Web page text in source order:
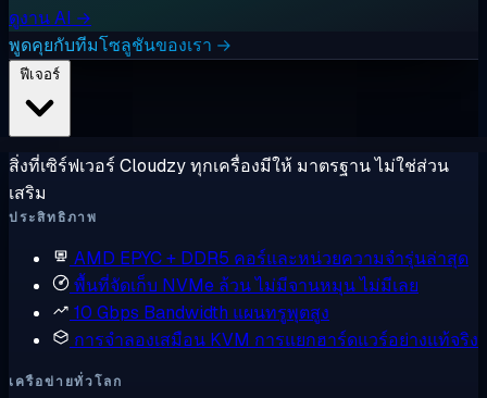
ดูงาน AI →
พูดคุยกับทีมโซลูชันของเรา →
สิ่งที่เซิร์ฟเวอร์ Cloudzy ทุกเครื่องมีให้ มาตรฐาน ไม่ใช่ส่วน
เสริม
ประสิทธิภาพ
AMD EPYC + DDR5 คอร์และหน่วยความจำรุ่นล่าสุด
พื้นที่จัดเก็บ NVMe ล้วนไม่มีจานหมุน ไม่มีเลย
10 Gbps Bandwidth แผนทรูพุตสูง
การจำลองเสมือน KVM การแยกฮาร์ดแวร์อย่างแท้จริง
เครือข่ายทั่วโลก